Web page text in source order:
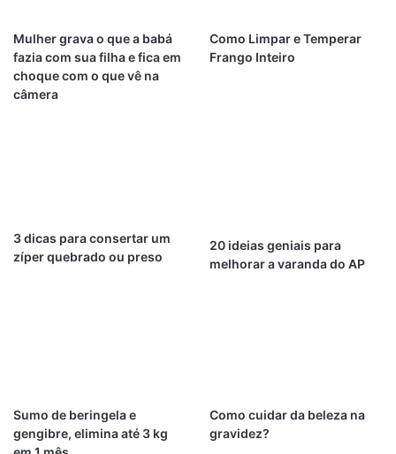
Mulher grava o que a babá
fazia com sua filha e fica em
choque com o que vê na
câmera
Como Limpar e Temperar
Frango Inteiro
3 dicas para consertar um
zíper quebrado ou preso
20 ideias geniais para
melhorar a varanda do AP
Sumo de beringela e
gengibre, elimina até 3 kg
Como cuidar da beleza na
gravidez?